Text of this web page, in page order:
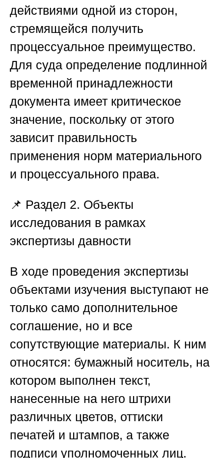
действиями одной из сторон,
стремящейся получить
процессуальное преимущество.
Для суда определение подлинной
временной принадлежности
документа имеет критическое
значение, поскольку от этого
зависит правильность
применения норм материального
и процессуального права.
📌 Раздел 2. Объекты
исследования в рамках
экспертизы давности
В ходе проведения экспертизы
объектами изучения выступают не
только само дополнительное
соглашение, но и все
сопутствующие материалы. К ним
относятся: бумажный носитель, на
котором выполнен текст,
нанесенные на него штрихи
различных цветов, оттиски
печатей и штампов, а также
подписи уполномоченных лиц.